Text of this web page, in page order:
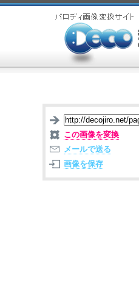
この画像を変換
メールで送る
画像を保存